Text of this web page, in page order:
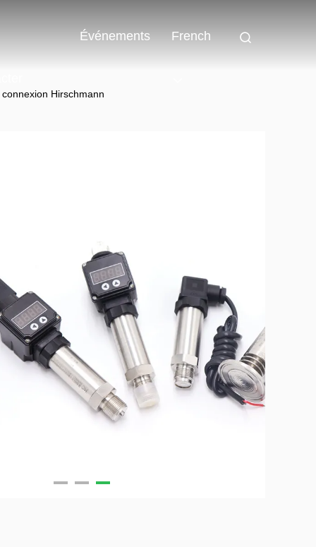
Événements French
Hirschmann